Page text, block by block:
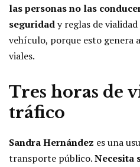
las personas no las
seguridady reglas de
vehículo, porque esto genera
viales.
Tres horas de
tráfico
Sandra Hernández es una
transporte público.Necesita